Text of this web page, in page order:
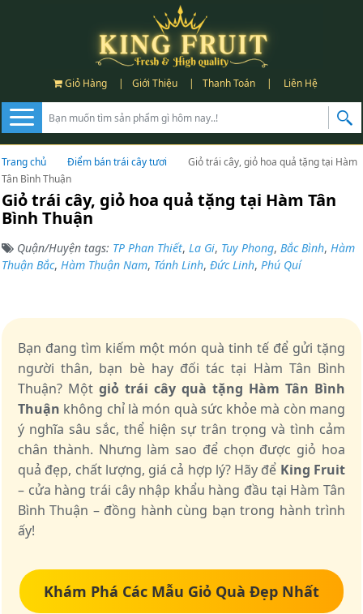
Giỏ Hàng | Giới Thiệu | Thanh Toán | Liên Hệ
Trang chủ Điểm bán trái cây tươi
Giỏ trái cây, giỏ hoa quả tặng tại Hàm
Tân Bình Thuận
Giỏ trái cây, giỏ hoa quả tặng tại Hàm Tân
Bình Thuận
Quận/Huyện tags: TP Phan Thiết, La Gi, Tuy Phong, Bắc Bình, Hàm
Thuận Bắc, Hàm Thuận Nam, Tánh Linh, Đức Linh, Phú Quí
Bạn đang tìm kiếm một món quà tinh tế để gửi tặng
người thân, bạn bè hay đối tác tại Hàm Tân Bình
Thuận? Một giỏ trái cây quà tặng Hàm Tân Bình
Thuận không chỉ là món quà sức khỏe mà còn mang
ý nghĩa sâu sắc, thể hiện sự trân trọng và tình cảm
chân thành. Nhưng làm sao để chọn được giỏ hoa
quả đẹp, chất lượng, giá cả hợp lý? Hãy để King Fruit
– cửa hàng trái cây nhập khẩu hàng đầu tại Hàm Tân
Bình Thuận – đồng hành cùng bạn trong hành trình
ấy!
Khám Phá Các Mẫu Giỏ Quà Đẹp Nhất